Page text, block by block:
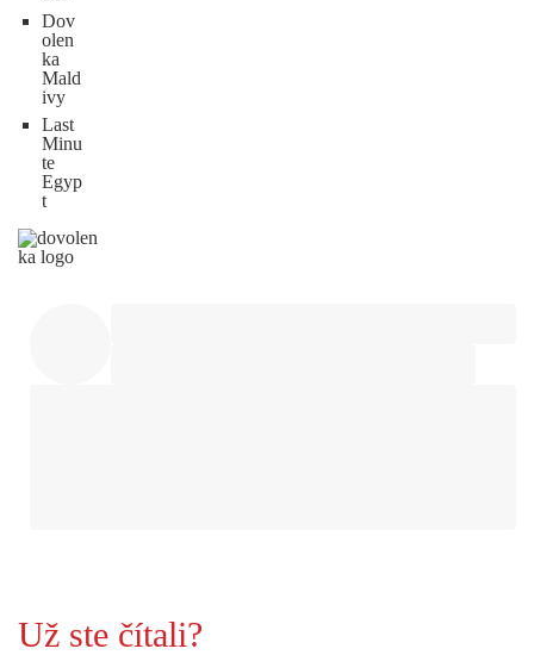
Dov
olen
ka
Mald
ivy
Last
Minu
te
Egyp
t
Už ste čítali?